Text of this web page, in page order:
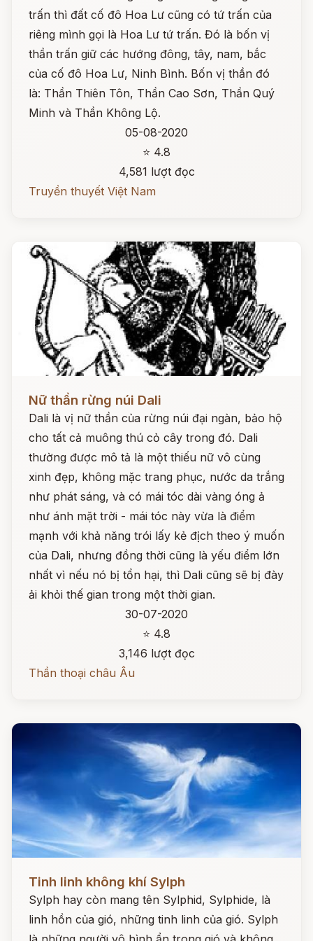
trấn thì đất cố đô Hoa Lư cũng có tứ trấn của
riêng mình gọi là Hoa Lư tứ trấn. Đó là bốn vị
thần trấn giữ các hướng đông, tây, nam, bắc
của cố đô Hoa Lư, Ninh Bình. Bốn vị thần đó
là: Thần Thiên Tôn, Thần Cao Sơn, Thần Quý
Minh và Thần Không Lộ.
05-08-2020
⭐ 4.8
4,581 lượt đọc
Truyền thuyết Việt Nam
Nữ thần rừng núi Dali
Dali là vị nữ thần của rừng núi đại ngàn, bảo hộ
cho tất cả muông thú cỏ cây trong đó. Dali
thường được mô tả là một thiếu nữ vô cùng
xinh đẹp, không mặc trang phục, nước da trắng
như phát sáng, và có mái tóc dài vàng óng ả
như ánh mặt trời - mái tóc này vừa là điểm
mạnh với khả năng trói lấy kẻ địch theo ý muốn
của Dali, nhưng đồng thời cũng là yếu điểm lớn
nhất vì nếu nó bị tổn hại, thì Dali cũng sẽ bị đày
ải khỏi thế gian trong một thời gian.
30-07-2020
⭐ 4.8
3,146 lượt đọc
Thần thoại châu Âu
Tinh linh không khí Sylph
Sylph hay còn mang tên Sylphid, Sylphide, là
linh hồn của gió, những tinh linh của gió. Sylph